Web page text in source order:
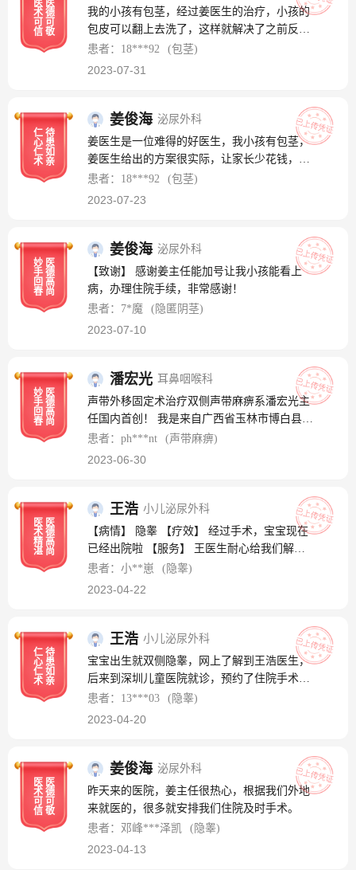
医
术
可
信
医
德
可
敬
我的小孩有包茎，经过姜医生的治疗，小孩的
包皮可以翻上去洗了，这样就解决了之前反复
发炎的问题，我们家长的心也放下了心头大
石，非常感谢姜医生！
患者：18***92 (包茎)
2023-07-31
仁
心
仁
术
待
患
如
亲
姜俊海 泌尿外科
姜医生是一位难得的好医生，我小孩有包茎，
姜医生给出的方案很实际，让家长少花钱，又
可以让患者得到更好的治疗和减轻疼痛，平时
给我们看诊时如何使用药物，有哪些要注意
患者：18***92 (包茎)
2023-07-23
妙
手
回
春
医
德
高
尚
姜俊海 泌尿外科
【致谢】 感谢姜主任能加号让我小孩能看上
病，办理住院手续，非常感谢！
患者：7*魔
(隐匿阴茎)
2023-07-10
妙
手
回
春
医
德
高
尚
潘宏光 耳鼻咽喉科
声带外移固定术治疗双侧声带麻痹系潘宏光主
任国内首创！ 我是来自广西省玉林市博白县
的，我宝宝4月份出生后呼吸困难，从我们当
地的妇幼转到人民医院抢救，在人民医院气管
上玉林市人民医院，在市一住了一个星期多星
期，还是没能好转，医生怀疑是双侧声带麻
痹，约了当院的耳鼻喉科会诊，还是没有找到
双侧声带麻痹，大概10左右脱机了呼吸机，只
需要吸氧就可以了，医生叫我们陪护了3天，
了管，当时医生和我们说的是小孩还小只能保
守治守治疗，等她大了看是否能自己恢复，可
每天高达几千的冶疗费用让我们负债累累，医
生说保守治疗可能到了一年或者更长的时间，
我们都不知道怎么办才好，也有人劝我们放
弃，可我们都舍不得，一直在查哪里可以治
妙手回春，技术超高让我的孩子摆脱了呼吸
机，感谢耳鼻喉科的医护人员每天过来关心我
宝宝。
患者：ph***nt (声带麻痹)
2023-06-30
医
术
精
湛
医
德
高
尚
王浩 小儿泌尿外科
【病情】 隐睾 【疗效】 经过手术，宝宝现在
已经出院啦 【服务】 王医生耐心给我们解答
疑惑，然后预约手术 【致谢】 祝愿王医生和
儿童医院全体医护人员身体健康、万事如意
患者：小**崽 (隐睾)
2023-04-22
仁
心
仁
术
待
患
如
亲
王浩 小儿泌尿外科
宝宝出生就双侧隐睾，网上了解到王浩医生，
后来到深圳儿童医院就诊，预约了住院手术，
也是王浩医生主刀的，手术宝宝恢复的很好，
王医生也真的很耐心，笑容满面，言语温和，
奔着王医生去的真的很值
患者：13***03 (隐睾)
2023-04-20
医
术
可
信
医
德
可
敬
姜俊海 泌尿外科
昨天来的医院，姜主任很热心，根据我们外地
来就医的，很多就安排我们住院及时手术。
患者：邓峰***泽凯
(隐睾)
2023-04-13